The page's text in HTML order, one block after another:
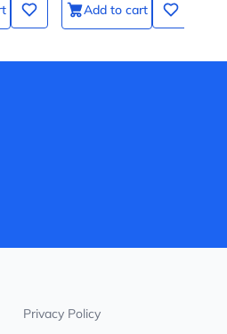
Add to cart
Privacy Policy